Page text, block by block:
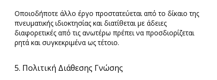
Οποιοδήποτε άλλο έργο προστατεύεται από το δίκαιο της
πνευματικής ιδιοκτησίας και διατίθεται με άδειες
διαφορετικές από τις ανωτέρω πρέπει να προσδιορίζεται
ρητά και συγκεκριμένα ως τέτοιο.
5. Πολιτική Διάθεσης Γνώσης